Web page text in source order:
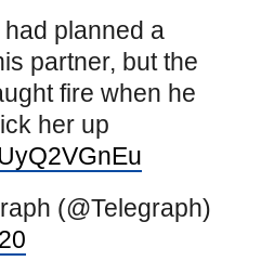
planned a
partner, but the
fire when he
her up
(@Telegraph)